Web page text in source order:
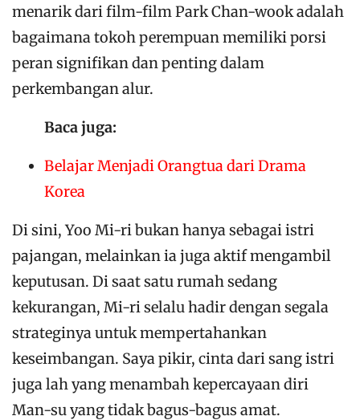
menarik dari film-film Park Chan-wook adalah
bagaimana tokoh perempuan memiliki porsi
peran signifikan dan penting dalam
perkembangan alur.
Baca juga:
Belajar Menjadi Orangtua dari Drama
Korea
Di sini, Yoo Mi-ri bukan hanya sebagai istri
pajangan, melainkan ia juga aktif mengambil
keputusan. Di saat satu rumah sedang
kekurangan, Mi-ri selalu hadir dengan segala
strateginya untuk mempertahankan
keseimbangan. Saya pikir, cinta dari sang istri
juga lah yang menambah kepercayaan diri
Man-su yang tidak bagus-bagus amat.